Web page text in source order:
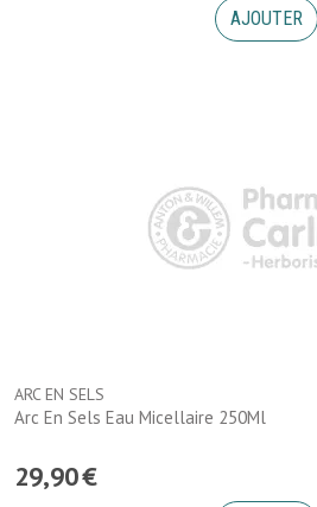
AJOUTER
ARC EN SELS
Arc En Sels Eau Micellaire 250Ml
29,90€